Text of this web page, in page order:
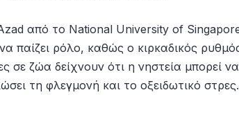
από το National University of Singapore
παίζει ρόλο, καθώς ο κιρκαδικός
σε ζώα δείχνουν ότι η νηστεία μπορεί
τη φλεγμονή και το οξειδωτικό στρες.